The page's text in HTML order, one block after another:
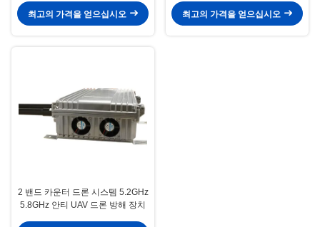
최고의 가격을 얻으십시오
최고의 가격을 얻으십시오
2 밴드 카운터 드론 시스템 5.2GHz
5.8GHz 안티 UAV 드론 방해 장치